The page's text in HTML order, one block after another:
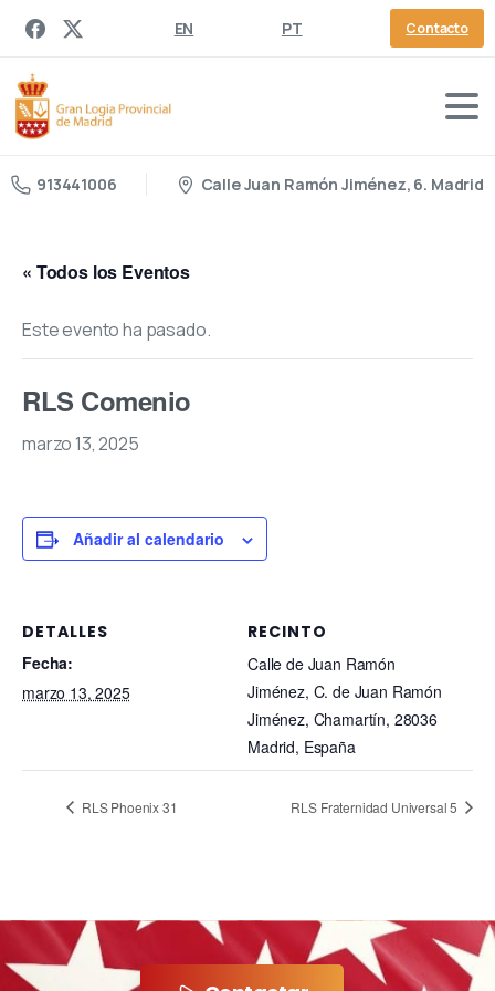
EN PT Contacto
913441006 Calle Juan Ramón Jiménez, 6. Madrid
« Todos los Eventos
Este evento ha pasado.
RLS Comenio
marzo 13, 2025
Añadir al calendario
DETALLES
Fecha:
marzo 13, 2025
RECINTO
Calle de Juan Ramón
Jiménez, C. de Juan Ramón
Jiménez, Chamartín, 28036
Madrid, España
RLS Phoenix 31 RLS Fraternidad Universal 5